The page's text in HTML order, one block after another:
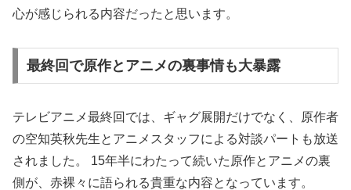
心が感じられる内容だったと思います。
最終回で原作とアニメの裏事情も大暴露
テレビアニメ最終回では、ギャグ展開だけでなく、原作者
の空知英秋先生とアニメスタッフによる対談パートも放送
されました。 15年半にわたって続いた原作とアニメの裏
側が、赤裸々に語られる貴重な内容となっています。